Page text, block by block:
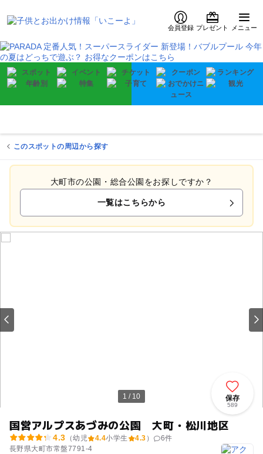
会員登録 プレゼント メニュー
このスポットの周辺から探す
大町市の公園・総合公園をお探しですか？
一覧はこちらから
1 / 10
国営アルプスあづみの公園 大町・松川地区
4.3 （幼児 4.4小学生 4.3 ） 6件
長野県大町市常盤7791-4
保存
589